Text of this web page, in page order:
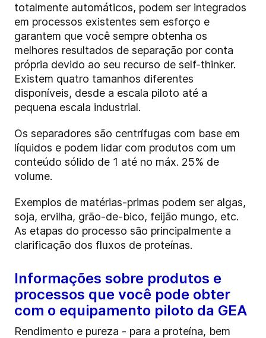
totalmente automáticos, podem ser integrados
em processos existentes sem esforço e
garantem que você sempre obtenha os
melhores resultados de separação por conta
própria devido ao seu recurso de self-thinker.
Existem quatro tamanhos diferentes
disponíveis, desde a escala piloto até a
pequena escala industrial.
Os separadores são centrífugas com base em
líquidos e podem lidar com produtos com um
conteúdo sólido de 1 até no máx. 25% de
volume.
Exemplos de matérias-primas podem ser algas,
soja, ervilha, grão-de-bico, feijão mungo, etc.
As etapas do processo são principalmente a
clarificação dos fluxos de proteínas.
Informações sobre produtos e
processos que você pode obter
com o equipamento piloto da GEA
Rendimento e pureza - para a proteína, bem